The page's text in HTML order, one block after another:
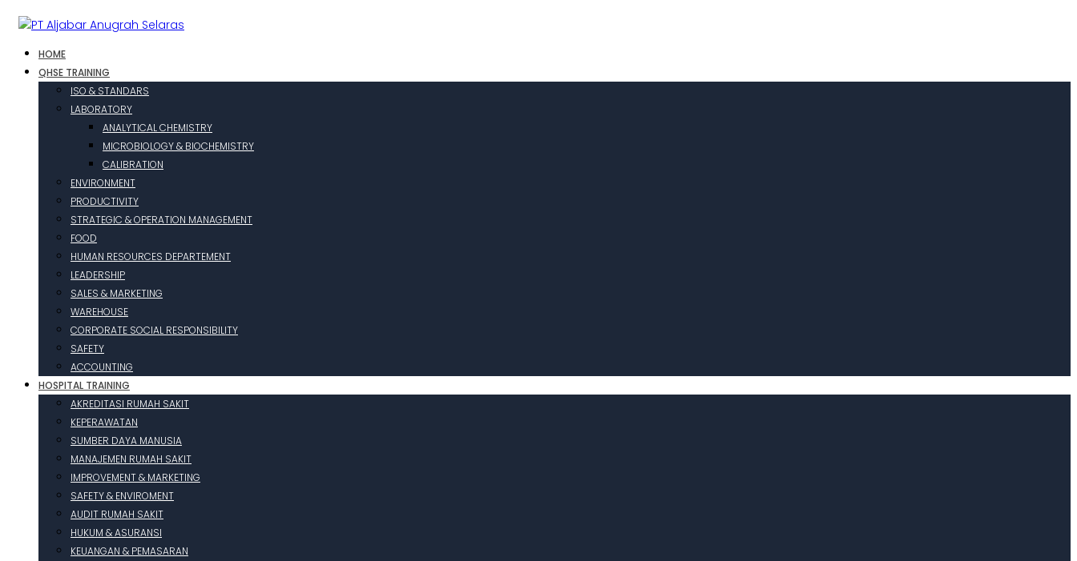
HOME
QHSE TRAINING
ISO & STANDARS
LABORATORY
ANALYTICAL CHEMISTRY
MICROBIOLOGY & BIOCHEMISTRY
CALIBRATION
ENVIRONMENT
PRODUCTIVITY
STRATEGIC & OPERATION MANAGEMENT
FOOD
HUMAN RESOURCES DEPARTEMENT
LEADERSHIP
SALES & MARKETING
WAREHOUSE
CORPORATE SOCIAL RESPONSIBILITY
SAFETY
ACCOUNTING
HOSPITAL TRAINING
AKREDITASI RUMAH SAKIT
KEPERAWATAN
SUMBER DAYA MANUSIA
MANAJEMEN RUMAH SAKIT
IMPROVEMENT & MARKETING
SAFETY & ENVIROMENT
AUDIT RUMAH SAKIT
HUKUM & ASURANSI
KEUANGAN & PEMASARAN